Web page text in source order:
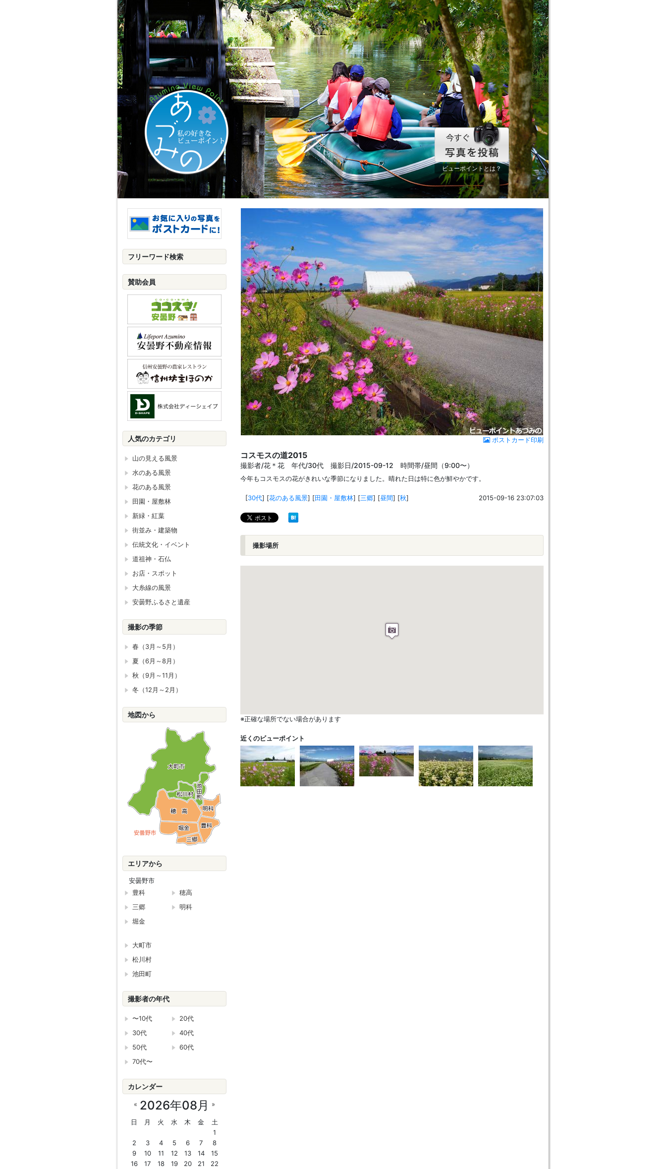
ビューポイントとは？
ポストカード印刷
コスモスの道2015
撮影者/花＊花 年代/30代 撮影日/2015-09-12 時間帯/昼間（9:00〜）
今年もコスモスの花がきれいな季節になりました。晴れた日は特に色が鮮やかです。
[30代] [花のある風景] [田園・屋敷林] [三郷] [昼間] [秋] 2015-09-16 23:07:03
撮影場所
※正確な場所でない場合があります
近くのビューポイント
フリーワード検索
賛助会員
人気のカテゴリ
山の見える風景
水のある風景
花のある風景
田園・屋敷林
新緑・紅葉
街並み・建築物
伝統文化・イベント
道祖神・石仏
お店・スポット
大糸線の風景
安曇野ふるさと遺産
撮影の季節
春（3月～5月）
夏（6月～8月）
秋（9月～11月）
冬（12月～2月）
地図から
エリアから
安曇野市
豊科
穂高
三郷
明科
堀金
大町市
松川村
池田町
撮影者の年代
〜10代
20代
30代
40代
50代
60代
70代〜
カレンダー
2026年08月
« »
日 月 火 水 木 金
土
1
2
3 4 5 6 7
8
9
10 11 12 13 14
15
16
17 18 19 20 21
22